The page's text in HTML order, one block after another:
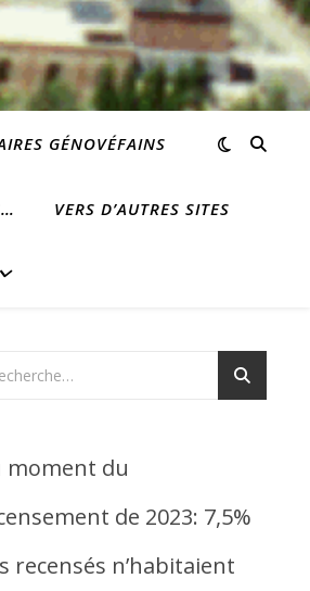
GÉNOVÉFAINS
VERS D’AUTRES SITES
moment du
de 2023: 7,5%
recensés n’habitaient